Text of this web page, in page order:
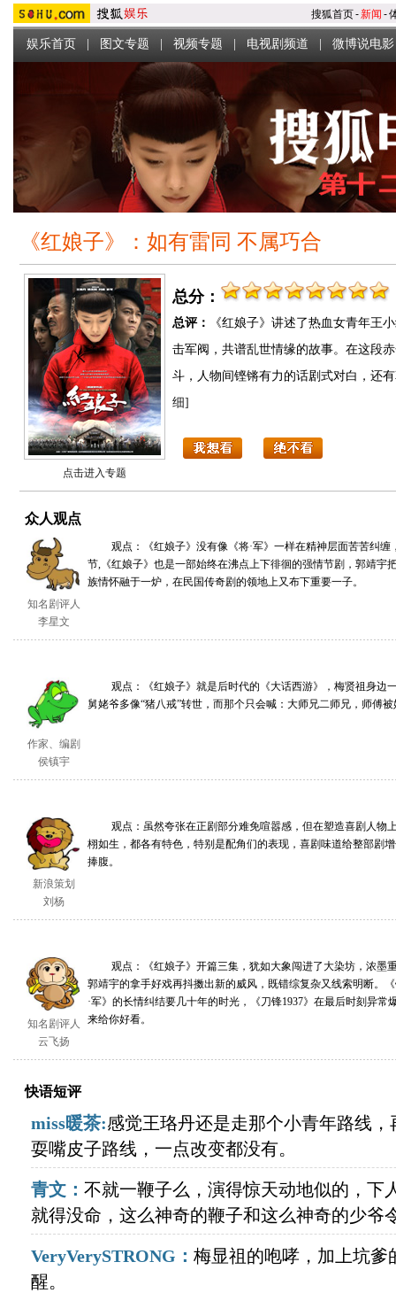
搜狐首页-新闻 -
娱乐首页 图文专题 视频专题 电视剧频道 微博说电影
《红娘子》：如有雷同 不属巧合
点击进入专题
总分：
总评：
《红娘子》讲述了热血女青年王
击军阀，共谱乱世情缘的故事。在这段
斗，人物间铿锵有力的话剧式对白，还
细]
众人观点
知名剧评人
李星文
观点：《红娘子》没有像《将·军》一样在精神层面苦苦纠缠
节,《红娘子》也是一部始终在沸点上下徘徊的强情节剧，郭靖宇
族情怀融于一炉，在民国传奇剧的领地上又布下重要一子。
作家、编剧
侯镇宇
观点：《红娘子》就是后时代的《大话西游》，梅贤祖身边
舅姥爷多像“猪八戒”转世，而那个只会喊：大师兄二师兄，师傅
新浪策划
刘杨
观点：虽然夸张在正剧部分难免喧嚣感，但在塑造喜剧人物
栩如生，都各有特色，特别是配角们的表现，喜剧味道给整部剧
捧腹。
知名剧评人
云飞扬
观点：《红娘子》开篇三集，犹如大象闯进了大染坊，浓墨
郭靖宇的拿手好戏再抖擞出新的威风，既错综复杂又线索明断。
·军》的长情纠结要几十年的时光，《刀锋1937》在最后时刻异
来给你好看。
快语短评
miss暖茶:感觉王珞丹还是走那个小青年路线
耍嘴皮子路线，一点改变都没有。
青文： 不就一鞭子么，演得惊天动地似的，下
就得没命，这么神奇的鞭子和这么神奇的少爷
VeryVerySTRONG： 梅显祖的咆哮，加上坑爹
醒。